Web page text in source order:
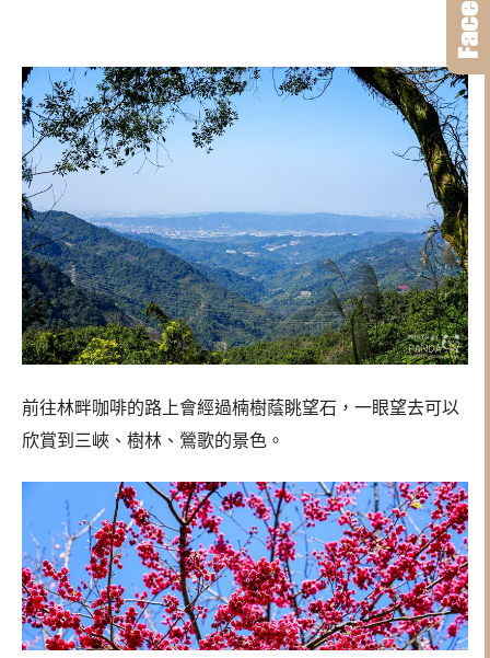
前往林畔咖啡的路上會經過楠樹蔭眺望石，一眼望去可以
欣賞到三峽、樹林、鶯歌的景色。